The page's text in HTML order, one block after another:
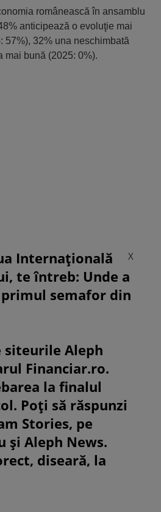
românească în ansamblu
anticipează o evoluţie mai
57%), 32% una neschimbată
mai bună (2025: 0%).
X
Internațională
te întreb: Unde a
semafor din
siteurile Aleph
Financiar.ro.
la finalul
Poți să răspunzi
Stories, pe
și Aleph News.
diseară, la